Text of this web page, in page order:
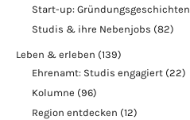
Start-up: Gründungsgeschichten
Studis & ihre Nebenjobs (82)
Leben & erleben (139)
Ehrenamt: Studis engagiert (22)
Kolumne (96)
Region entdecken (12)